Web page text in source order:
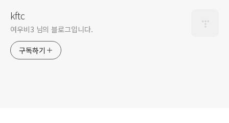
kftc
여우비3 님의 블로그입니다.
구독하기